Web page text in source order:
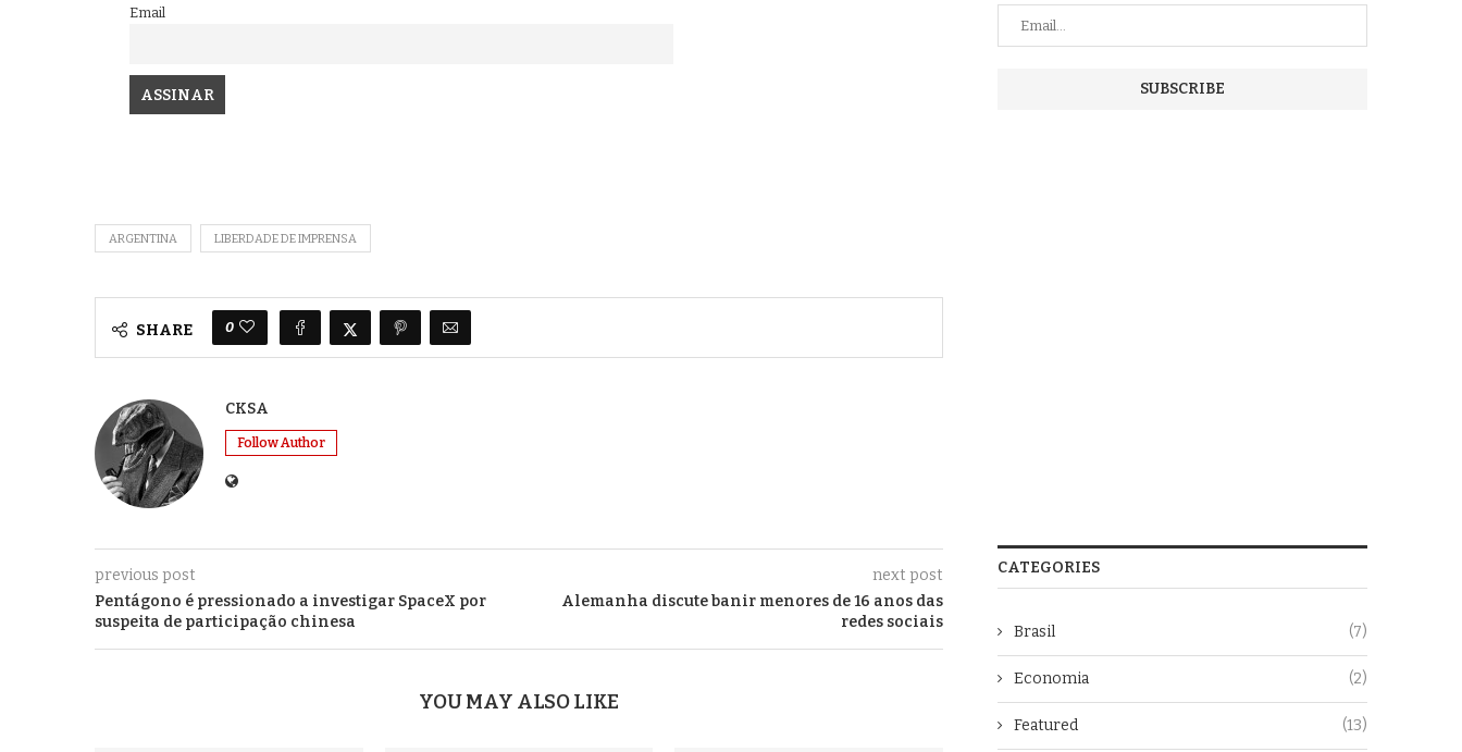
Email
ARGENTINA LIBERDADE DE IMPRENSA
SHARE 0
CKSA
Follow Author
previous post
Pentágono é pressionado a investigar SpaceX por
suspeita de participação chinesa
next post
Alemanha discute banir menores de 16 anos das
redes sociais
YOU MAY ALSO LIKE
CATEGORIES
Brasil (7)
Economia (2)
Featured (13)